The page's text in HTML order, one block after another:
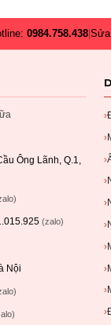
0984.758.438|
Ông Lãnh, Q.1,
(zalo)
Nội
›
›
›
›
›
›
›
›
›
›